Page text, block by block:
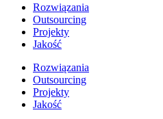
Rozwiązania
Outsourcing
Projekty
Jakość
Rozwiązania
Outsourcing
Projekty
Jakość